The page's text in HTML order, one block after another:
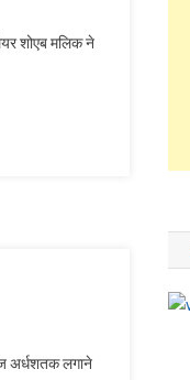
शोएब मलिक ने
अर्धशतक लगाने